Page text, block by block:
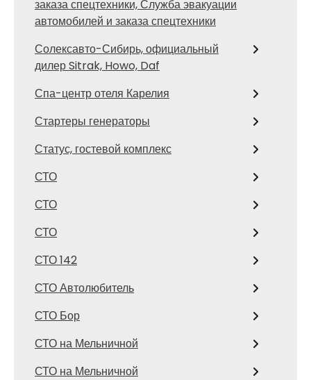
заказа спецтехники, Служба эвакуации
автомобилей и заказа спецтехники
Солексавто-Сибирь, официальный
дилер Sitrak, Howo, Daf
Спа-центр отеля Карелия
Стартеры генераторы
Статус, гостевой комплекс
СТО
СТО
СТО
СТО 142
СТО Автолюбитель
СТО Бор
СТО на Мельничной
СТО на Мельничной